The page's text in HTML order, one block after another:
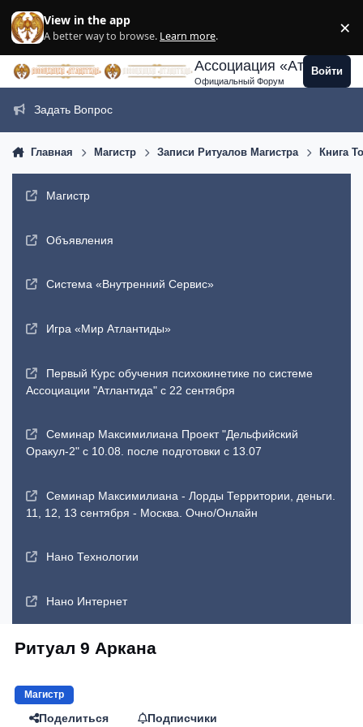
View in the app
A better way to browse. Learn more. ×
Ассоциация
Официальный Форум
Войти
Задать Вопрос
Главная Магистр Записи Ритуалов Магистра Книга
Магистр
Объявления
Система «Внутренний Сервис»
Игра «Мир Атлантиды»
Первый Курс обучения психокинетике по системе
Ассоциации "Атлантида" с 22 сентября
Семинар Максимилиана Проект "Дельфийский
Оракул-2" с 10.08. после подготовки с 13.07
Семинар Максимилиана - Лорды Территории, деньги.
11, 12, 13 сентября - Москва. Очно/Онлайн
Нано Технологии
Нано Интернет
Ритуал 9 Аркана
Магистр
Поделиться
Подписчики